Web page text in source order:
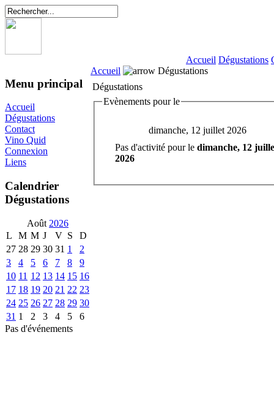
Accueil Dégustations
Menu principal
Accueil
Dégustations
Contact
Vino Quid
Connexion
Liens
Calendrier
Dégustations
Août 2026
L
M M J V S
D
27 28 29 30 31 1
2
3
4 5 6 7 8
9
10 11 12 13 14 15 16
17 18 19 20 21 22 23
24 25 26 27 28 29 30
31 1 2 3 4 5
6
Pas d'événements
Accueil
Dégustations
Dégustations
Evènements pour le
dimanche, 12 juillet 2026
Pas d'activité pour le dimanche, 12
2026